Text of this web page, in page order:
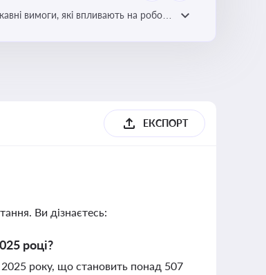
вимоги, які впливають на роботу
ЕКСПОРТ
Ви дізнаєтесь:
році?
року, що становить понад 507